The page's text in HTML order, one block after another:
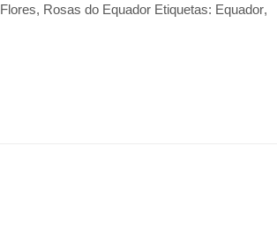
Flores, Rosas do Equador Etiquetas: Equador,